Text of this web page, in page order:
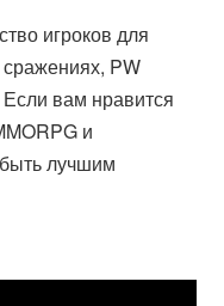
игроков для
PW
вам нравится
и
лучшим